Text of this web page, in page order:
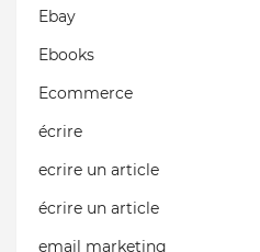
Ebay
Ebooks
Ecommerce
écrire
ecrire un article
écrire un article
email marketing